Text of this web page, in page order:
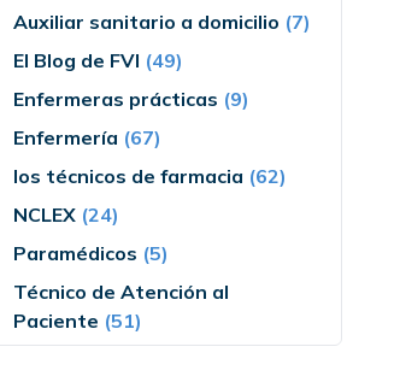
Auxiliar sanitario a domicilio (7)
El Blog de FVI (49)
Enfermeras prácticas (9)
Enfermería (67)
los técnicos de farmacia (62)
NCLEX(24)
Paramédicos (5)
Técnico de Atención al
Paciente (51)